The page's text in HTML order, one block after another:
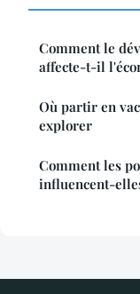
Comment le
affecte-t-il
Où partir en
explorer
Comment les
influencent-